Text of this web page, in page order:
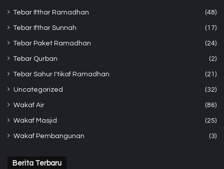
Tebar Ifthar Ramadhan (48)
Tebar Ifthar Sunnah (17)
Tebar Paket Ramadhan (24)
Tebar Qurban (2)
Tebar Sahur I'tikaf Ramadhan (21)
Uncategorized (32)
Wakaf Air (86)
Wakaf Masjid (25)
Wakaf Pembangunan (3)
Berita Terbaru